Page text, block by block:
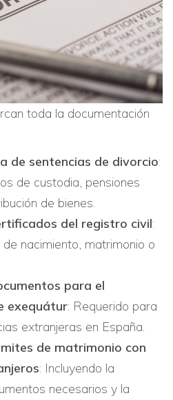
toda la documentación
de sentencias de divorcio:
de custodia, pensiones
de bienes.
del registro civil:
nacimiento, matrimonio o
para el
exequátur: Requerido para
extranjeras en España.
de matrimonio con
: Incluyendo la
necesarios y la